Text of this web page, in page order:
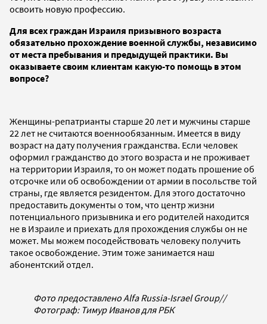
освоить новую профессию.
Для всех граждан Израиля призывного возраста
обязательно прохождение военной службы, независимо
от места пребывания и предыдущей практики. Вы
оказываете своим клиентам какую-то помощь в этом
вопросе?
Женщины-репатрианты старше 20 лет и мужчины старше
22 лет не считаются военнообязанным. Имеется в виду
возраст на дату получения гражданства. Если человек
оформил гражданство до этого возраста и не проживает
на территории Израиля, то он может подать прошение об
отсрочке или об освобождении от армии в посольстве той
страны, где является резидентом. Для этого достаточно
предоставить документы о том, что центр жизни
потенциального призывника и его родителей находится
не в Израиле и приехать для прохождения службы он не
может. Мы можем посодействовать человеку получить
такое освобождение. Этим тоже занимается наш
абонентский отдел.
Фото предоставлено Alfa Russia-Israel Group//
Фотограф: Тимур Иванов для РБК